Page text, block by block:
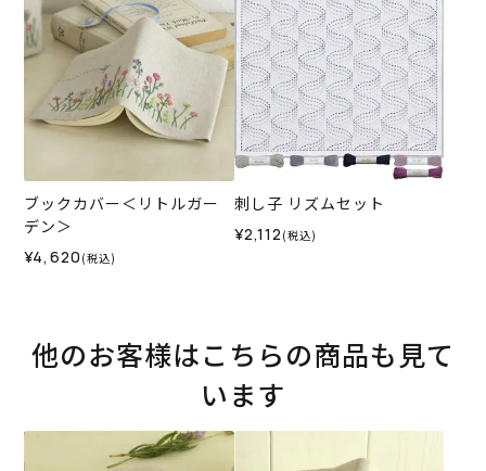
ブックカバー＜リトルガー
デン＞
¥4,620 (税込)
刺し子 リズムセット
¥2,112 (税込)
他のお客様はこちらの商品も見て
います